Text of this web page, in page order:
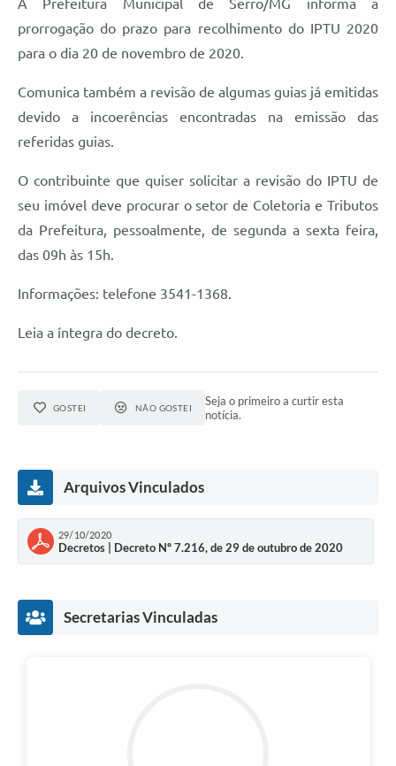
Lei Aldir Blanc
Carta de Serviços
Emissão de Contracheque
Arquivos para Download
SIC
FAQ
Jornal
Links
Galeria de Fotos
Galeria de Vídeos
Telefones Úteis
Contratos, Convênios e Publicações MROSC
A Prefeitura Municipal de Serro/MG informa a
prorrogação do prazo para recolhimento do IPTU 2020
para o dia 20 de novembro de 2020.
Comunica também a revisão de algumas guias já emitidas
devido a incoerências encontradas na emissão das
referidas guias.
O contribuinte que quiser solicitar a revisão do IPTU de
seu imóvel deve procurar o setor de Coletoria e Tributos
da Prefeitura, pessoalmente, de segunda a sexta feira,
das 09h às 15h.
Informações: telefone 3541-1368.
Leia a íntegra do decreto.
GOSTEI NÃO GOSTEI
Seja o primeiro a curtir esta
notícia.
Arquivos Vinculados
29/10/2020
Decretos | Decreto Nº 7.216, de 29 de outubro de 2020
Secretarias Vinculadas